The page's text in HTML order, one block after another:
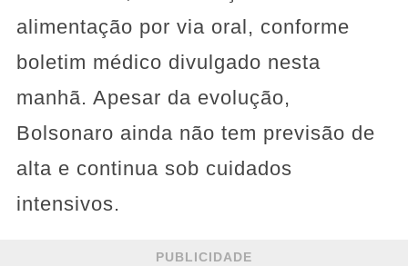
alimentação por via oral, conforme
boletim médico divulgado nesta
manhã. Apesar da evolução,
Bolsonaro ainda não tem previsão de
alta e continua sob cuidados
intensivos.
PUBLICIDADE